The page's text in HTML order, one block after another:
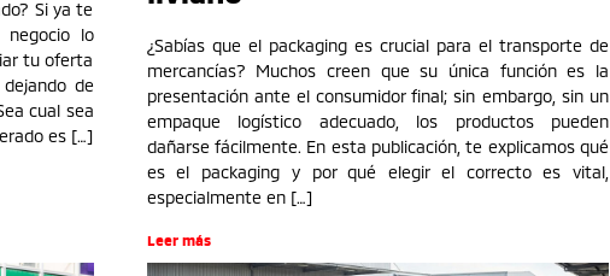
Si ya te
lo
tu oferta
de
cual sea
es […]
¿Sabías que el packaging es crucial para el transporte de
mercancías? Muchos creen que su única función es la
presentación ante el consumidor final; sin embargo, sin un
empaque logístico adecuado, los productos pueden
dañarse fácilmente. En esta publicación, te explicamos qué
es el packaging y por qué elegir el correcto es vital,
especialmente en […]
Leer más